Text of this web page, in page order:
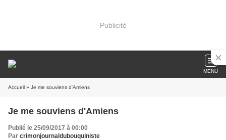
Publicité
MENU
Accueil » Je me souviens d'Amiens
Je me souviens d'Amiens
Publié le 25/09/2017 à 00:00
Par crimonjournaldubouquiniste